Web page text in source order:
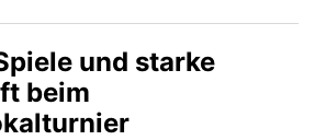
und starke
beim